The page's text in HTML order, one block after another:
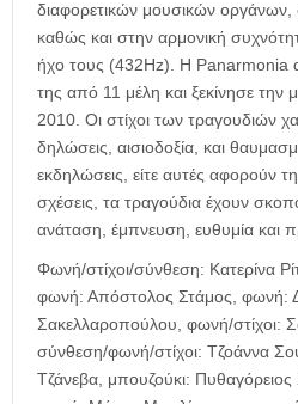
διαφορετικών μουσικών
καθώς και στην αρμονική
ήχο τους (432Hz). Η Panarmonia
της από 11 μέλη και ξεκίνησε την
2010. Οι στίχοι των τραγουδιών
δηλώσεις, αισιοδοξία, και
εκδηλώσεις, είτε αυτές αφορούν
σχέσεις, τα τραγούδια έχουν
ανάταση, έμπνευση, ευθυμία και
Φωνή/στίχοι/σύνθεση: Κατερίνα
φωνή: Απόστολος Στάμος, φωνή:
Σακελλαροπούλου, φωνή/στίχοι:
σύνθεση/φωνή/στίχοι: Τζοάννα
Τζάνεβα, μπουζούκι: